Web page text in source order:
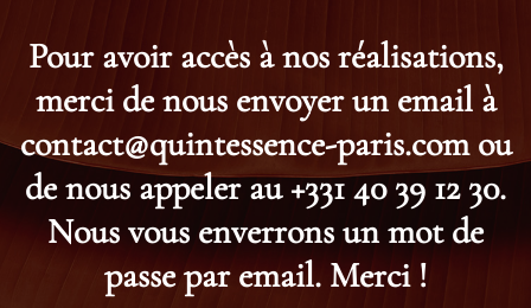
Pour avoir accès à nos réalisations,
merci de nous envoyer un email à
contact@quintessence-paris.com ou
de nous appeler au +331 40 39 12 30.
Nous vous enverrons un mot de
passe par email. Merci !